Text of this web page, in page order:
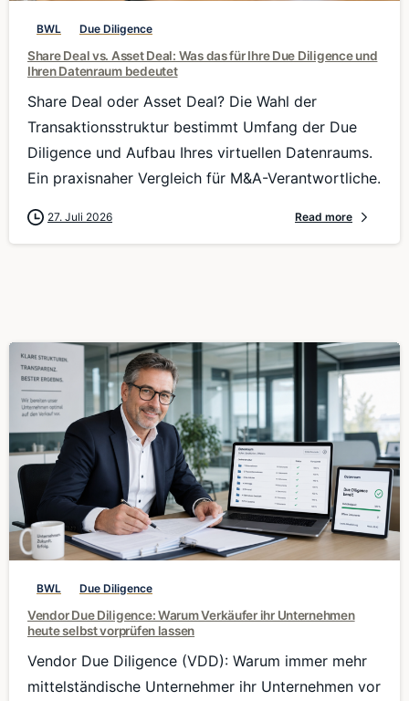
BWL Due Diligence
Share Deal vs. Asset Deal: Was das für Ihre Due Diligence und
Ihren Datenraum bedeutet
Share Deal oder Asset Deal? Die Wahl der
Transaktionsstruktur bestimmt Umfang der Due
Diligence und Aufbau Ihres virtuellen Datenraums.
Ein praxisnaher Vergleich für M&A-Verantwortliche.
27. Juli 2026 Read more
0
BWL Due Diligence
Vendor Due Diligence: Warum Verkäufer ihr Unternehmen
heute selbst vorprüfen lassen
Vendor Due Diligence (VDD): Warum immer mehr
mittelständische Unternehmer ihr Unternehmen vor